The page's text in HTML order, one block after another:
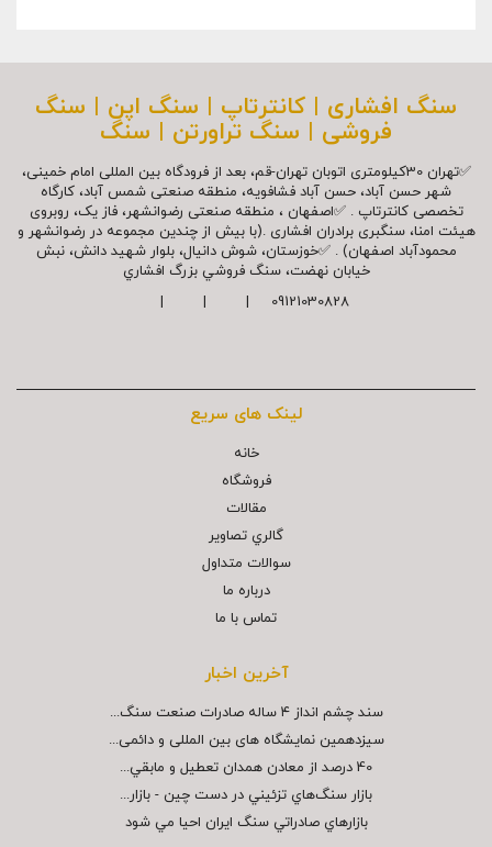
سنگ افشاری | کانترتاپ | سنگ اپن | سنگ
فروشی | سنگ تراورتن | سنگ
✅تهران 30کیلومتری اتوبان تهران-قم، بعد از فرودگاه بین المللی امام خمینی،
شهر حسن آباد، حسن آباد فشافویه، منطقه صنعتی شمس آباد، کارگاه
تخصصی کانترتاپ . ✅اصفهان ، منطقه صنعتی رضوانشهر، فاز یک، روبروی
هیئت امنا، سنگبری برادران افشاری .(با بیش از چندین مجموعه در رضوانشهر و
محمودآباد اصفهان) . ✅خوزستان، شوش دانیال، بلوار شهيد دانش، نبش
خیابان نهضت، سنگ فروشي بزرگ افشاري
09121030828 | | |
لینک های سریع
خانه
فروشگاه
مقالات
گالري تصاوير
سوالات متداول
درباره ما
تماس با ما
آخرین اخبار
سند چشم انداز ۴ ساله صادرات صنعت سنگ...
سیزدهمین نمایشگاه های بین المللی و دائمی...
40 درصد از معادن همدان تعطيل و مابقي...
بازار سنگ‌هاي تزئيني در دست چين - بازار...
بازارهاي صادراتي سنگ ايران احيا مي شود